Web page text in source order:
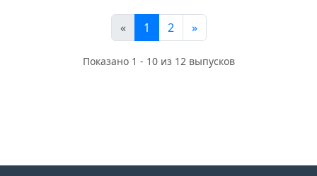
« 1 2 »
Показано 1 - 10 из 12 выпусков